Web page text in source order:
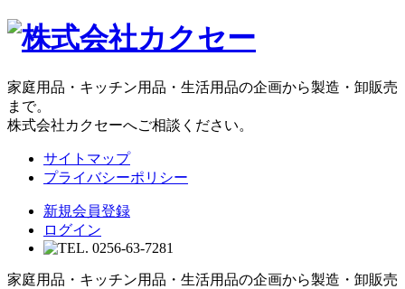
家庭用品・キッチン用品・生活用品の企画から製造・卸販売
まで。
株式会社カクセーへご相談ください。
サイトマップ
プライバシーポリシー
新規会員登録
ログイン
家庭用品・キッチン用品・生活用品の企画から製造・卸販売